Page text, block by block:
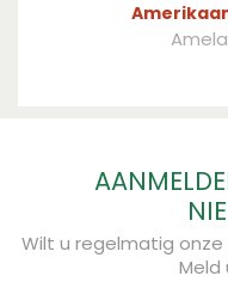
Wilt u regelmatig
Meld